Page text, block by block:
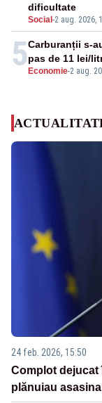
Social -2 aug. 2026,
dificultate
5 Economie-2 aug.
Carburanții s-
pas de 11 lei/
24 feb. 2026, 15:50
Complot dejucat
plănuiau